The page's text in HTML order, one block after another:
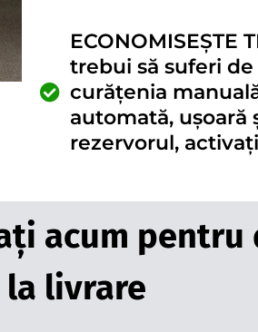
ECONOMISEȘTE
trebui să suferi
curățenia
automată, ușoară
rezervorul,
acum pentru
livrare